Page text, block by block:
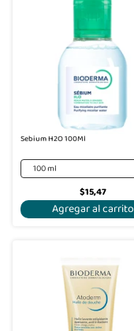
Sebium H2O 100Ml
100 ml
$15,47
Agregar al carrito